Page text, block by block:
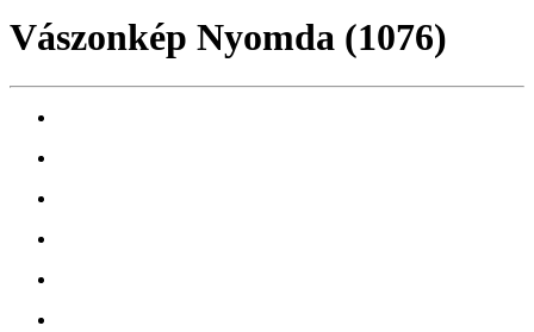
Vászonkép Nyomda (1076)